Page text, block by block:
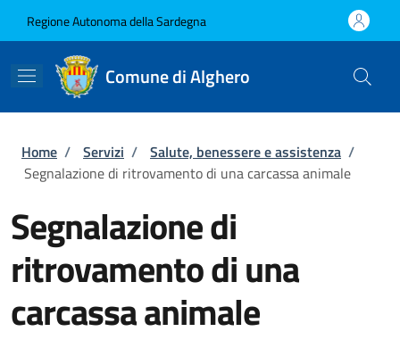
Regione Autonoma della Sardegna
Comune di Alghero
Briciole di pane
Home / Servizi / Salute, benessere e assistenza /
Segnalazione di ritrovamento di una carcassa animale
Segnalazione di
ritrovamento di una
carcassa animale